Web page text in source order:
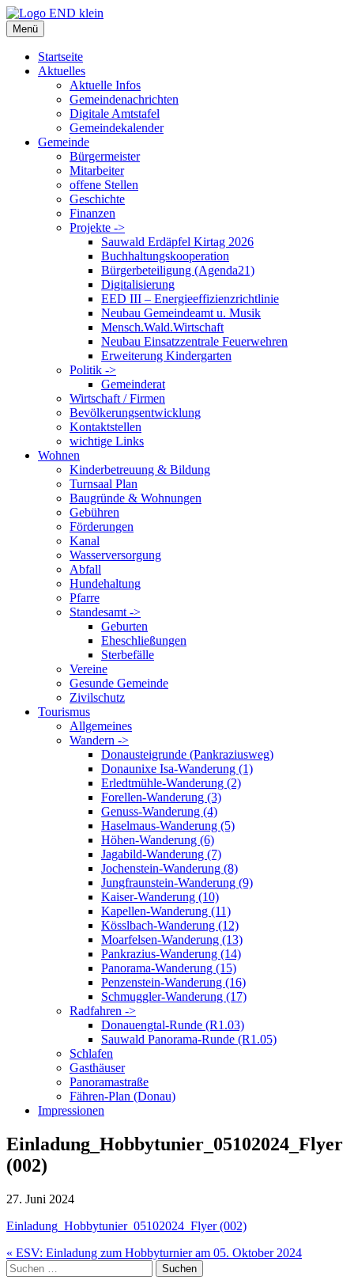
Zum
Inhalt
springen
Menü
Startseite
Aktuelles
Aktuelle Infos
Gemeindenachrichten
Digitale Amtstafel
Gemeindekalender
Gemeinde
Bürgermeister
Mitarbeiter
offene Stellen
Geschichte
Finanzen
Projekte ->
Sauwald Erdäpfel Kirtag 2026
Buchhaltungskooperation
Bürgerbeteiligung (Agenda21)
Digitalisierung
EED III – Energieeffizienzrichtlinie
Neubau Gemeindeamt u. Musik
Mensch.Wald.Wirtschaft
Neubau Einsatzzentrale Feuerwehren
Erweiterung Kindergarten
Politik ->
Gemeinderat
Wirtschaft / Firmen
Bevölkerungsentwicklung
Kontaktstellen
wichtige Links
Wohnen
Kinderbetreuung & Bildung
Turnsaal Plan
Baugründe & Wohnungen
Gebühren
Förderungen
Kanal
Wasserversorgung
Abfall
Hundehaltung
Pfarre
Standesamt ->
Geburten
Eheschließungen
Sterbefälle
Vereine
Gesunde Gemeinde
Zivilschutz
Tourismus
Allgemeines
Wandern ->
Donausteigrunde (Pankraziusweg)
Donaunixe Isa-Wanderung (1)
Erledtmühle-Wanderung (2)
Forellen-Wanderung (3)
Genuss-Wanderung (4)
Haselmaus-Wanderung (5)
Höhen-Wanderung (6)
Jagabild-Wanderung (7)
Jochenstein-Wanderung (8)
Jungfraunstein-Wanderung (9)
Kaiser-Wanderung (10)
Kapellen-Wanderung (11)
Kösslbach-Wanderung (12)
Moarfelsen-Wanderung (13)
Pankrazius-Wanderung (14)
Panorama-Wanderung (15)
Penzenstein-Wanderung (16)
Schmuggler-Wanderung (17)
Radfahren ->
Donauengtal-Runde (R1.03)
Sauwald Panorama-Runde (R1.05)
Schlafen
Gasthäuser
Panoramastraße
Fähren-Plan (Donau)
Impressionen
Einladung_Hobbytunier_05102024_Flyer
(002)
27. Juni 2024
Einladung_Hobbytunier_05102024_Flyer (002)
Beitragsnavigation
« ESV: Einladung zum Hobbyturnier am 05. Oktober 2024
Suche
nach: